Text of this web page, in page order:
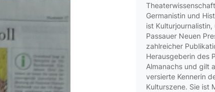
Germanistin und
ist
Passauer Neuen
zahlreicher
Herausgeberin des
Almanachs und gilt
versierte Kennerin
Kulturszene. Sie ist